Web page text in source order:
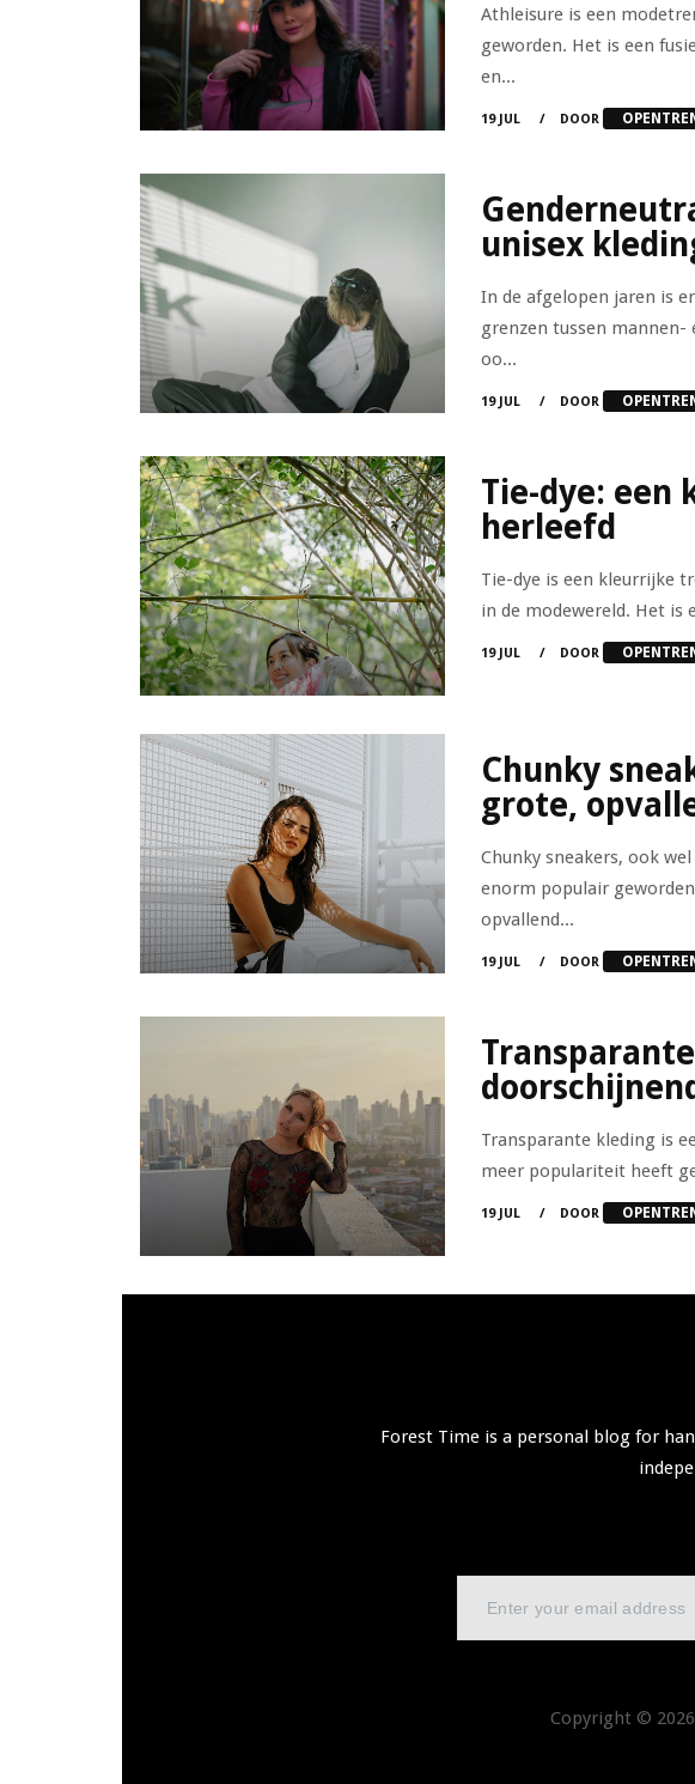
Athleisure is een
geworden. Het is een
en...
19 JUL DOOR
unisex
In de afgelopen jaren is
grenzen tussen mannen-
oo...
19 JUL DOOR
Tie-dye: een
herleefd
Tie-dye is een kleurrijke
in de modewereld. Het is
19 JUL DOOR
Chunky
grote,
Chunky sneakers, ook
enorm populair
opvallend...
19 JUL DOOR
Transparante kleding is
meer populariteit heeft
19 JUL DOOR
Forest Time is a personal blog for
Copyright ©